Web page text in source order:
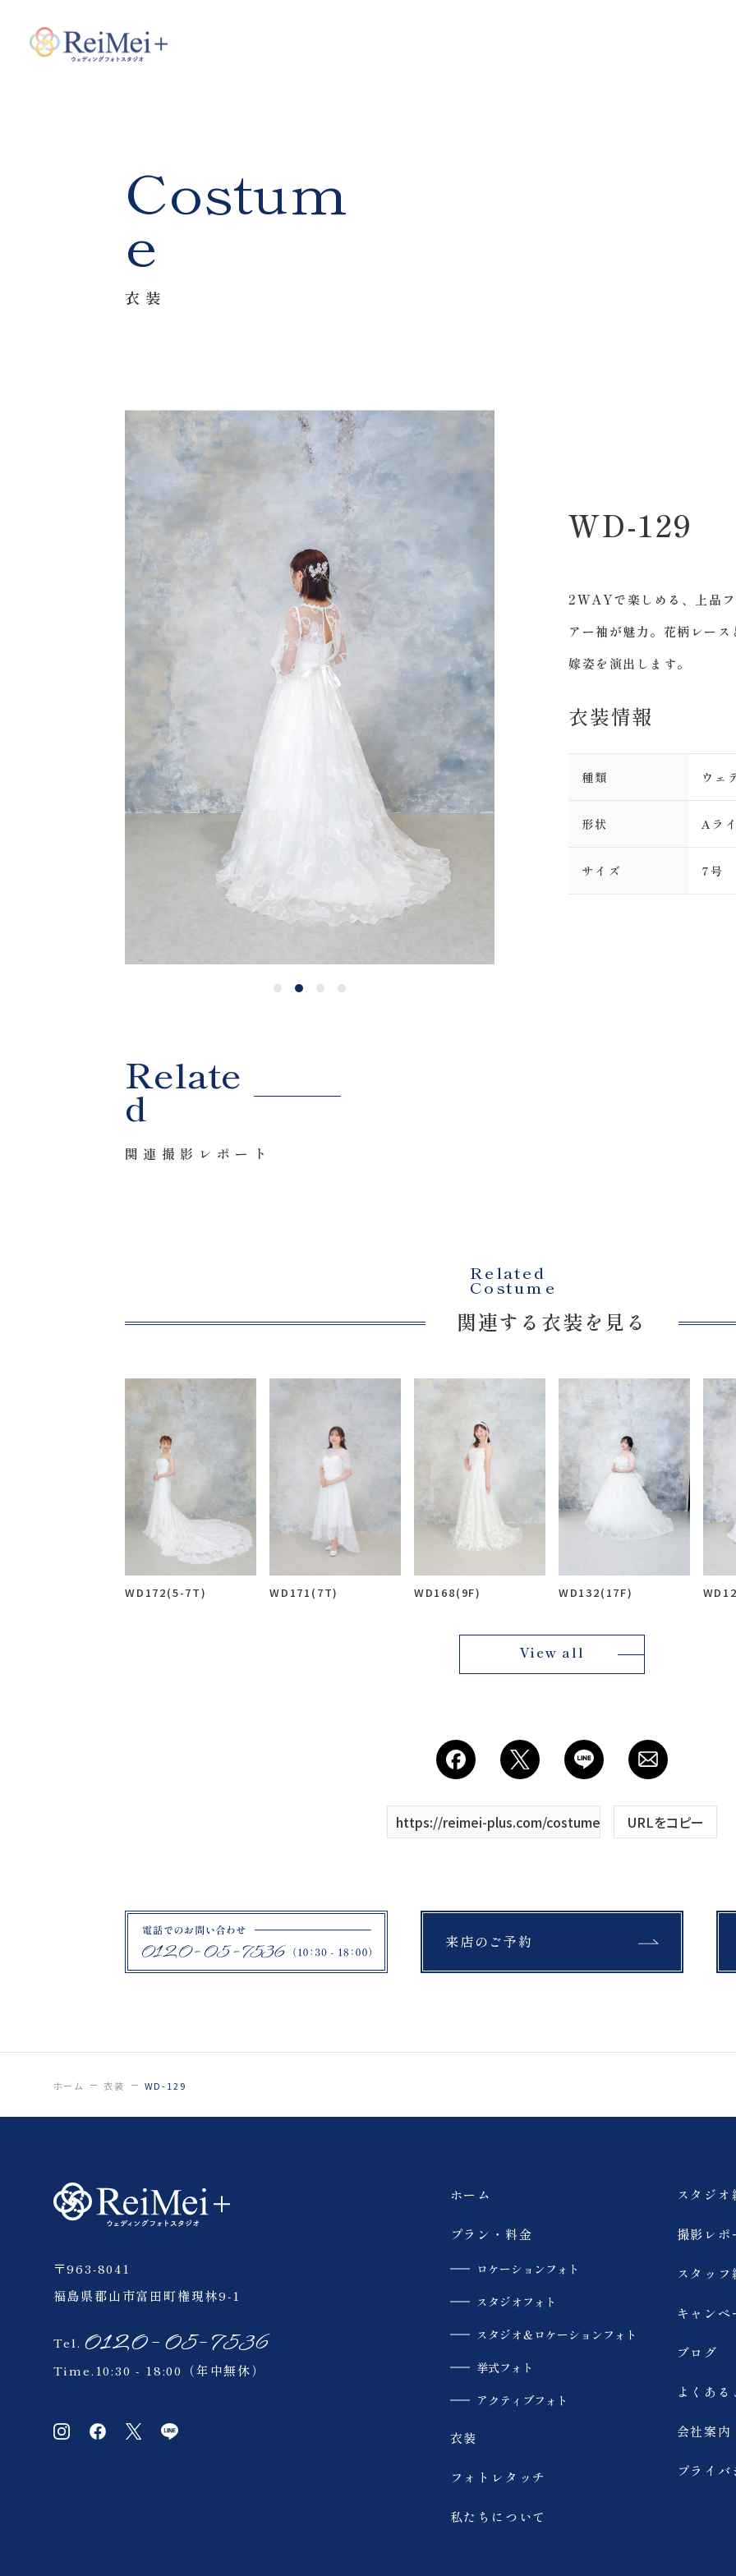
〒963-8041
来店のご予約
お問い合わせ
About us
私たちについて
Retouch
フォトレタッチ
Studio
スタジオ紹介
会社
Costum
e
衣装
WD-129
2WAYで楽しめる、上品
アー袖が魅力。花柄レー
嫁姿を演出します。
衣装情報
種類 ウェ
形状 Aラ
サイズ 7号
Relate
d
関連撮影レポート
Related
Costume
関連する衣装を見る
WD172(5-7T) WD171(7T) WD168(9F) WD132(17F)
View all
https://reimei-plus.com/costume/wd-129/URLをコピー
来店のご予約
ホーム 衣装 WD-129
〒963-8041
福島県郡山市富田町権現林9-1
Tel. 0120-05-7536
Time.10:30 - 18:00（年中無休）
ホーム
プラン・料金
ロケーションフォト
スタジオフォト
スタジオ＆ロケーションフォト
挙式フォト
アクティブフォト
衣装
フォトレタッチ
私たちについて
スタジオ
撮影レポ
スタッフ
キャンペ
ブログ
よくある
会社案内
プライ